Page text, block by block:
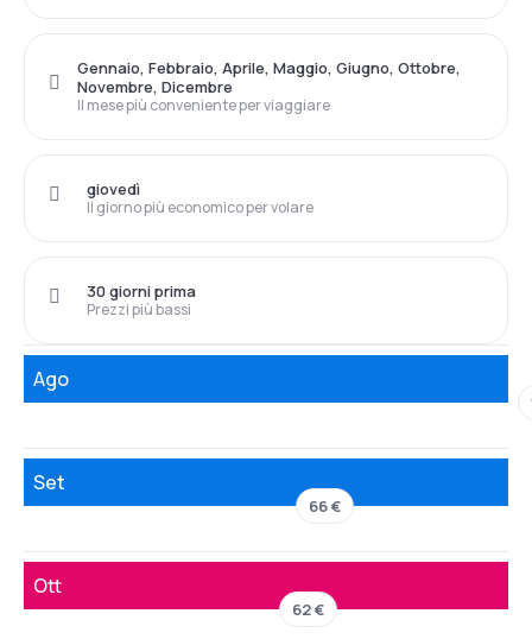
Il mese più conveniente per viaggiare
Gennaio, Febbraio, Aprile, Maggio, Giugno, Ottobre,
Novembre, Dicembre
Il giorno più economico per volare
giovedì
Prezzi più bassi
30 giorni prima
Ago
Set
66 €
Ott
62 €